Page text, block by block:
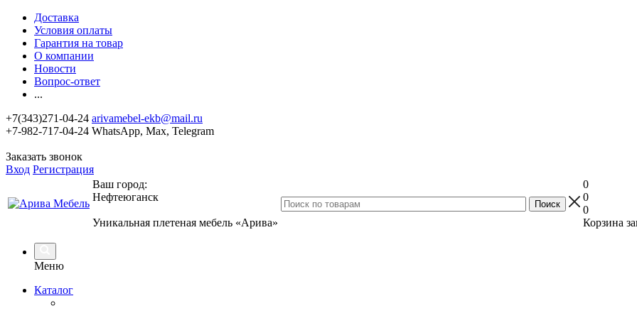
Доставка
Условия оплаты
Гарантия на товар
О компании
Новости
Вопрос-ответ
...
+7(343)271-04-24 arivamebel-ekb@mail.ru
+7-982-717-04-24 WhatsApp, Max, Telegram
Заказать звонок
Вход Регистрация
Ваш город:
Нефтеюганск
Уникальная плетеная мебель «Арива»
0
0
0
Корзина
Меню
Каталог